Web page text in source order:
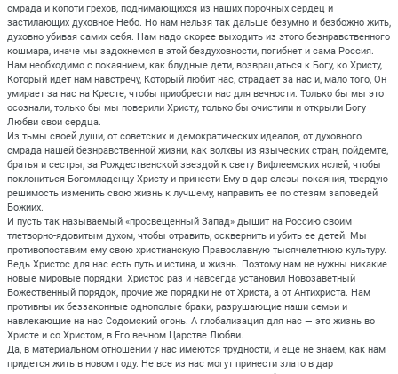
смрада и копоти грехов, поднимающихся из наших порочных сердец и
застилающих духовное Небо. Но нам нельзя так дальше безумно и безбожно жить,
духовно убивая самих себя. Нам надо скорее выходить из этого безнравственного
кошмара, иначе мы задохнемся в этой бездуховности, погибнет и сама Россия.
Нам необходимо с покаянием, как блудные дети, возвращаться к Богу, ко Христу,
Который идет нам навстречу, Который любит нас, страдает за нас и, мало того, Он
умирает за нас на Кресте, чтобы приобрести нас для вечности. Только бы мы это
осознали, только бы мы поверили Христу, только бы очистили и открыли Богу
Любви свои сердца.
Из тьмы своей души, от советских и демократических идеалов, от духовного
смрада нашей безнравственной жизни, как волхвы из языческих стран, пойдемте,
братья и сестры, за Рождественской звездой к свету Вифлеемских яслей, чтобы
поклониться Богомладенцу Христу и принести Ему в дар слезы покаяния, твердую
решимость изменить свою жизнь к лучшему, направить ее по стезям заповедей
Божиих.
И пусть так называемый «просвещенный Запад» дышит на Россию своим
тлетворно-ядовитым духом, чтобы отравить, осквернить и убить ее детей. Мы
противопоставим ему свою христианскую Православную тысячелетнюю культуру.
Ведь Христос для нас есть путь и истина, и жизнь. Поэтому нам не нужны никакие
новые мировые порядки. Христос раз и навсегда установил Новозаветный
Божественный порядок, прочие же порядки не от Христа, а от Антихриста. Нам
противны их беззаконные однополые браки, разрушающие наши семьи и
навлекающие на нас Содомский огонь. А глобализация для нас — это жизнь во
Христе и со Христом, в Его вечном Царстве Любви.
Да, в материальном отношении у нас имеются трудности, и еще не знаем, как нам
придется жить в новом году. Не все из нас могут принести злато в дар